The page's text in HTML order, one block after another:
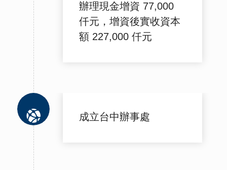
辦理現金增資 77,000
仟元，增資後實收資本
額 227,000 仟元
成立台中辦事處